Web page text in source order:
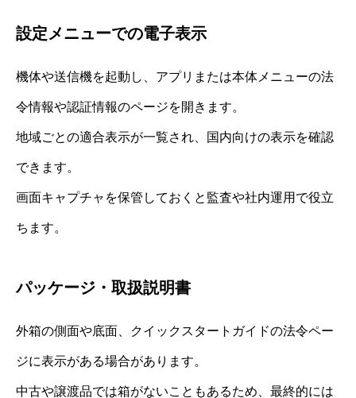
設定メニューでの電子表示
機体や送信機を起動し、アプリまたは本体メニューの法
令情報や認証情報のページを開きます。
地域ごとの適合表示が一覧され、国内向けの表示を確認
できます。
画面キャプチャを保管しておくと監査や社内運用で役立
ちます。
パッケージ・取扱説明書
外箱の側面や底面、クイックスタートガイドの法令ペー
ジに表示がある場合があります。
中古や譲渡品では箱がないこともあるため、最終的には